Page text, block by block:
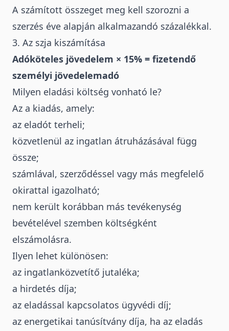
A számított összeget meg kell szorozni a
szerzés éve alapján alkalmazandó százalékkal.
3. Az szja kiszámítása
Adóköteles jövedelem × 15% = fizetendő
személyi jövedelemadó
Milyen eladási költség vonható le?
Az a kiadás, amely:
az eladót terheli;
közvetlenül az ingatlan átruházásával függ
össze;
számlával, szerződéssel vagy más megfelelő
okirattal igazolható;
nem került korábban más tevékenység
bevételével szemben költségként
elszámolásra.
Ilyen lehet különösen:
az ingatlanközvetítő jutaléka;
a hirdetés díja;
az eladással kapcsolatos ügyvédi díj;
az energetikai tanúsítvány díja, ha az eladás